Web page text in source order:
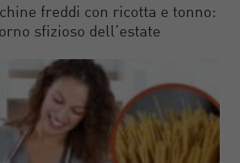
freddi con ricotta e tonno:
sfizioso dell’estate